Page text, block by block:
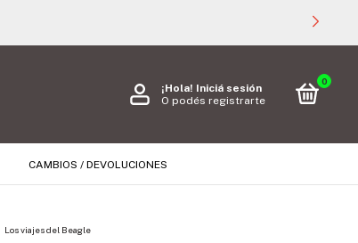
¡Hola! Iniciá sesión
O podés registrarte
0
CAMBIOS / DEVOLUCIONES
Los viajes del Beagle